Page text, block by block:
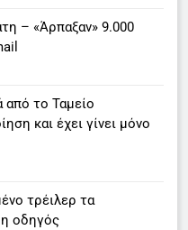
– «Άρπαξαν» 9.000
το Ταμείο
και έχει γίνει μόνο
τρέιλερ τα
οδηγός
τον ΑΝΤ1 ο
σε μια νέα
πρόταση